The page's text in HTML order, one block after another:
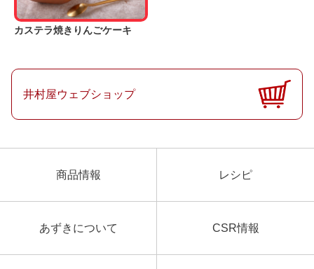
カステラ焼きりんごケーキ
井村屋ウェブショップ
商品情報 レシピ
あずきについて CSR情報